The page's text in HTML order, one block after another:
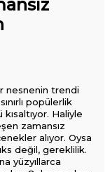
nesnenin trendi
popülerlik
Haliyle
zamansız
alıyor. Oysa
değil, gereklilik.
yüzyıllarca